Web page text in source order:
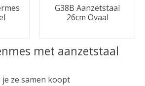
G38B Aanzetstaal
26cm Ovaal
met aanzetstaal
ze samen koopt